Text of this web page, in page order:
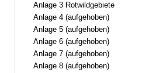
Anlage 3 Rotwildgebiete
Anlage 4 (aufgehoben)
Anlage 5 (aufgehoben)
Anlage 6 (aufgehoben)
Anlage 7 (aufgehoben)
Anlage 8 (aufgehoben)